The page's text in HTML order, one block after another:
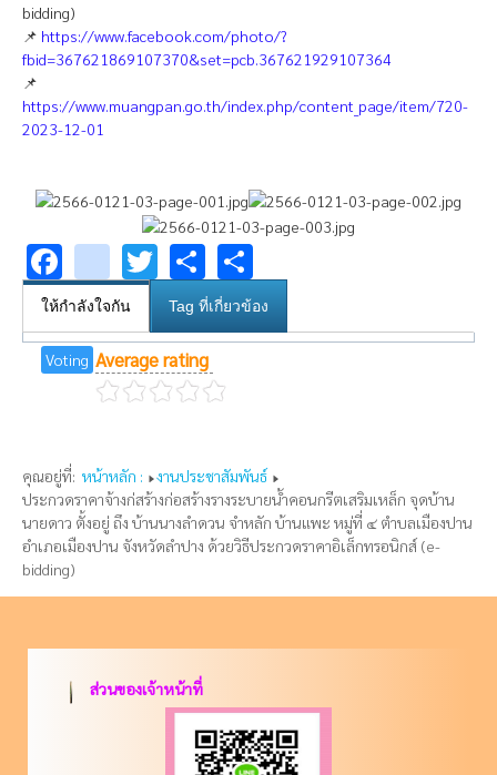
bidding)
📌 https://www.facebook.com/photo/?
fbid=367621869107370&set=pcb.367621929107364
📌
https://www.muangpan.go.th/index.php/content_page/item/720-
2023-12-01
Facebook
youtube
Twitter
Share
ให้กำลังใจกัน Tag ที่เกี่ยวข้อง
Voting Average rating
คุณอยู่ที่: หน้าหลัก :
งานประชาสัมพันธ์
ประกวดราคาจ้างก่สร้างก่อสร้างรางระบายน้ำคอนกรีตเสริมเหล็ก จุดบ้าน
นายดาว ตั้งอยู่ ถึง บ้านนางลำดวน จำหลัก บ้านแพะ หมู่ที่ ๔ ตำบลเมืองปาน
อำเภอเมืองปาน จังหวัดลำปาง ด้วยวิธีประกวดราคาอิเล็กทรอนิกส์ (e-
bidding)
ส่วนของเจ้าหน้าที่